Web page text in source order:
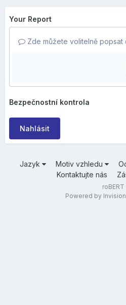
Your Report
Zde můžete volitelně popsat
Bezpečnostní kontrola
Nahlásit
Jazyk Motiv vzhledu
Kontaktujte nás
roBERT
Powered by